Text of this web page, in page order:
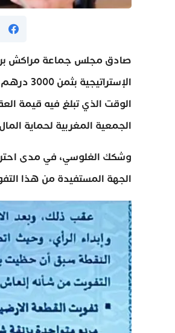
صادق مجلس جماعة مراكش
الجمعية المغربية لحماية
وشكك الغلوسي، في مدى
الجهة المستفيدة من هذا